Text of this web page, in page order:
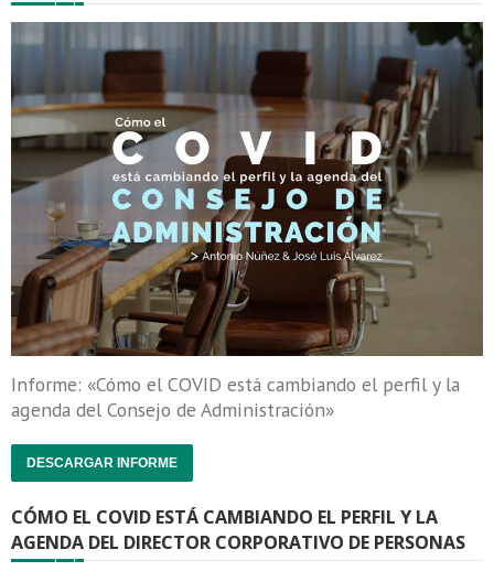
Informe: «Cómo el COVID está cambiando el perfil y la
agenda del Consejo de Administración»
DESCARGAR INFORME
CÓMO EL COVID ESTÁ CAMBIANDO EL PERFIL Y LA
AGENDA DEL DIRECTOR CORPORATIVO DE PERSONAS